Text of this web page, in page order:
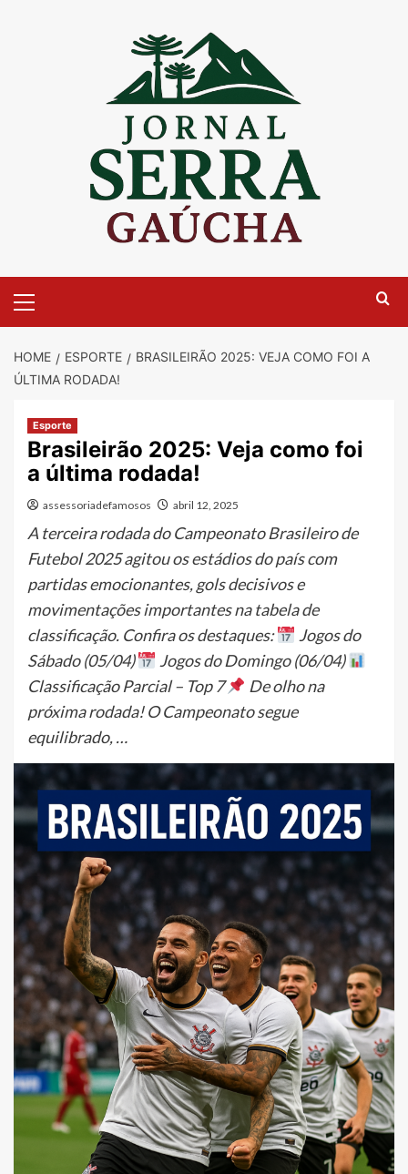
Menu
HOME ESPORTE
BRASILEIRÃO 2025: VEJA COMO FOI A
ÚLTIMA RODADA!
Esporte
Brasileirão 2025: Veja como foi
a última rodada!
assessoriadefamosos abril 12, 2025
A terceira rodada do Campeonato Brasileiro de
Futebol 2025 agitou os estádios do país com
partidas emocionantes, gols decisivos e
movimentações importantes na tabela de
classificação. Confira os destaques:
Jogos do
Sábado (05/04)
Jogos do Domingo (06/04)
Classificação Parcial – Top 7
De olho na
próxima rodada! O Campeonato segue
equilibrado, …